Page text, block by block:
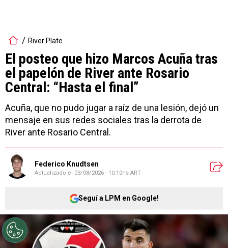
River Plate
El posteo que hizo Marcos Acuña tras
el papelón de River ante Rosario
Central: “Hasta el final”
Acuña, que no pudo jugar a raíz de una lesión, dejó un
mensaje en sus redes sociales tras la derrota de
River ante Rosario Central.
Federico Knudtsen
Actualizado el 03/08/2026 - 10:10hs ART
Seguí a LPM en Google!